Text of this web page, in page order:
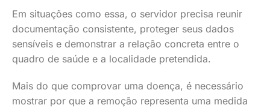
Em situações como essa, o servidor precisa reunir
documentação consistente, proteger seus dados
sensíveis e demonstrar a relação concreta entre o
quadro de saúde e a localidade pretendida.
Mais do que comprovar uma doença, é necessário
mostrar por que a remoção representa uma medida